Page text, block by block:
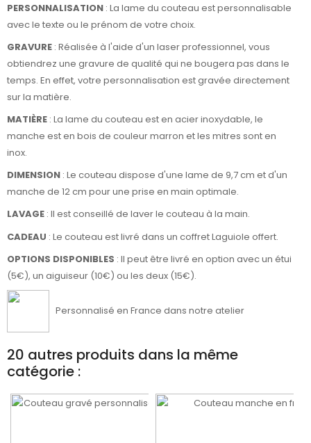
PERSONNALISATION : La lame du couteau est personnalisable
avec le texte ou le prénom de votre choix.
GRAVURE : Réalisée à l'aide d'un laser professionnel, vous
obtiendrez une gravure de qualité qui ne bougera pas dans le
temps. En effet, votre personnalisation est gravée directement
sur la matière.
MATIÈRE : La lame du couteau est en acier inoxydable, le
manche est en bois de couleur marron et les mitres sont en
inox.
DIMENSION : Le couteau dispose d'une lame de 9,7 cm et d'un
manche de 12 cm pour une prise en main optimale.
LAVAGE : Il est conseillé de laver le couteau à la main.
CADEAU : Le couteau est livré dans un coffret Laguiole offert.
OPTIONS DISPONIBLES : Il peut être livré en option avec un étui
(5€), un aiguiseur (10€) ou les deux (15€).
Personnalisé en France dans notre atelier
20 autres produits dans la même
catégorie :